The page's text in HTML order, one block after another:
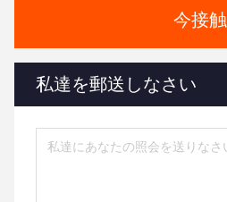
今接触
私達を郵送しなさい